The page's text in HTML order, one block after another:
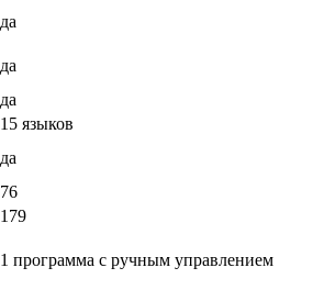
да
да
да
15 языков
да
76
179
1 программа с ручным управлением